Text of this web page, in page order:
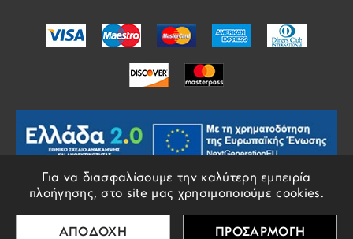
Για να διασφαλίσουμε την καλύτερη εμπειρία
πλοήγησης, στο site μας χρησιμοποιούμε cookies.
ΑΠΟΔΟΧΗ ΠΡΟΣΑΡΜΟΓΗ
© COPYRIGHTS EROS 2018 - 2026 - ALL RIGHTS RESERVED